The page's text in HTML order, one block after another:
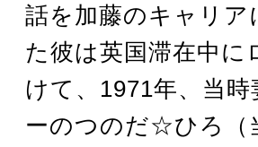
話を加藤のキャリ
た彼は英国滞在中
けて、1971年、当
ーのつのだ☆ひろ（